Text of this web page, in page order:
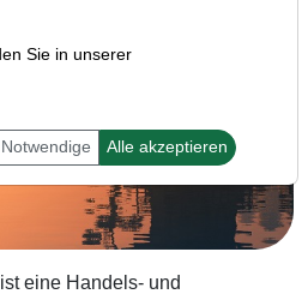
eine Handels- und
Sie in unserer
Alle akzeptieren